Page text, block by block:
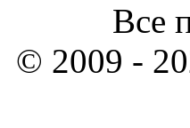
Все
© 2009 -